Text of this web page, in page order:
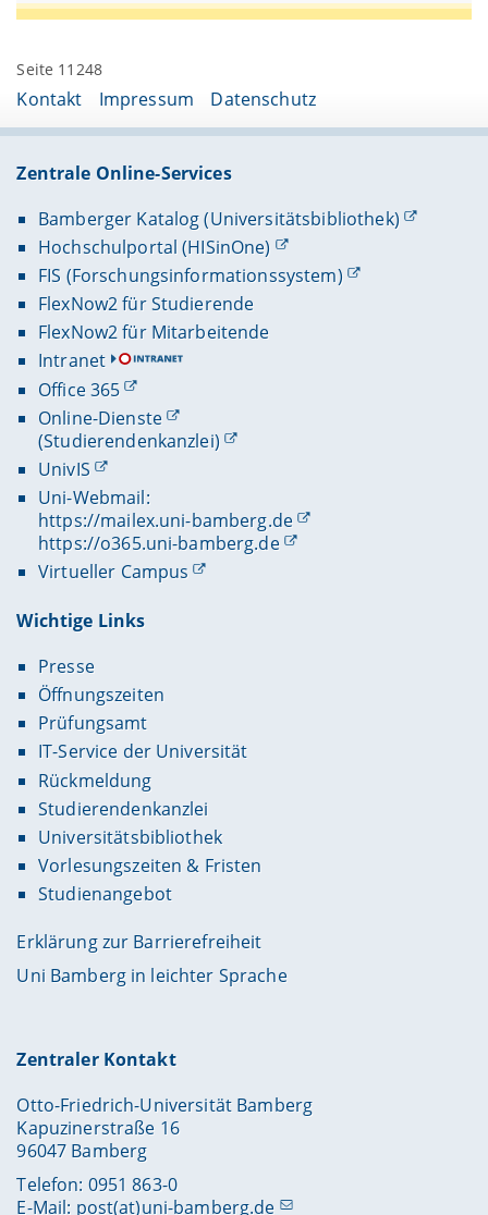
Seite 11248
Kontakt Impressum Datenschutz
Zentrale Online-Services
Bamberger Katalog (Universitätsbibliothek)
Hochschulportal (HISinOne)
FIS (Forschungsinformationssystem)
FlexNow2 für Studierende
FlexNow2 für Mitarbeitende
Intranet
Office 365
Online-Dienste
(Studierendenkanzlei)
UnivIS
Uni-Webmail:
https://mailex.uni-bamberg.de
https://o365.uni-bamberg.de
Virtueller Campus
Wichtige Links
Presse
Öffnungszeiten
Prüfungsamt
IT-Service der Universität
Rückmeldung
Studierendenkanzlei
Universitätsbibliothek
Vorlesungszeiten & Fristen
Studienangebot
Erklärung zur Barrierefreiheit
Uni Bamberg in leichter Sprache
Zentraler Kontakt
Otto-Friedrich-Universität Bamberg
Kapuzinerstraße 16
96047 Bamberg
Telefon: 0951 863-0
E-Mail: post(at)uni-bamberg.de